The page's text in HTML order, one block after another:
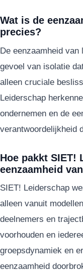
Wat is de
precies?
De eenzaamheid
gevoel van isolatie
alleen cruciale
Leiderschap
ondernemen en de
verantwoordelijkheid
Hoe pakkt SIET!
eenzaamheid
SIET! Leiderschap
alleen vanuit
deelnemers en
voorhouden en
groepsdynamiek en
eenzaamheid